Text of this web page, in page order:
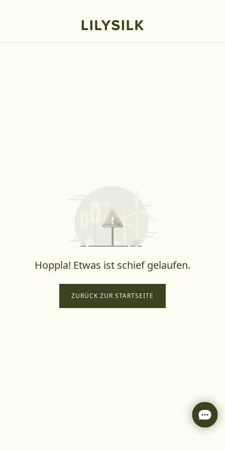
Hoppla! Etwas ist schief gelaufen.
ZURÜCK ZUR STARTSEITE